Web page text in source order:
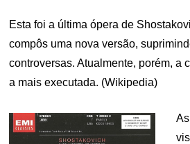
Esta foi a última ópera de
compôs uma nova versão,
controversas. Atualmente, porém, a
a mais executada. (Wikipedia)